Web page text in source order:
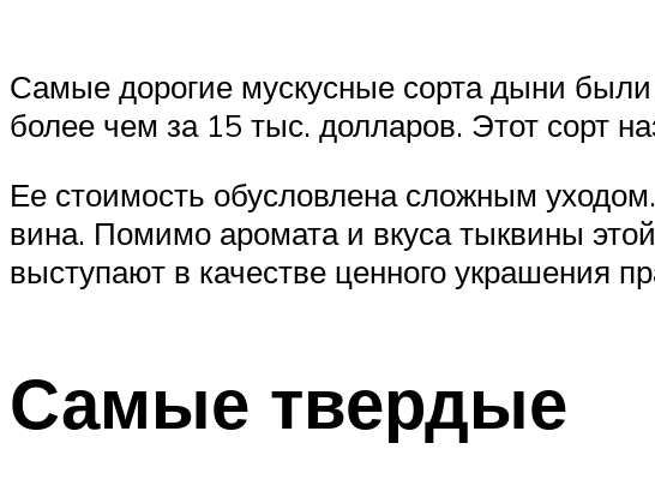
Самые дорогие мускусные сорта дыни
более чем за 15 тыс. долларов. Этот сорт
Ее стоимость обусловлена сложным
вина. Помимо аромата и вкуса тыквины
выступают в качестве ценного украшения
Самые твердые